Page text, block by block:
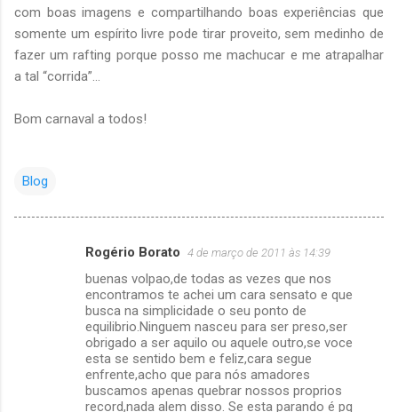
com boas imagens e compartilhando boas experiências que
somente um espírito livre pode tirar proveito, sem medinho de
fazer um rafting porque posso me machucar e me atrapalhar
a tal “corrida”...
Bom carnaval a todos!
Blog
Rogério Borato 4 de março de 2011 às 14:39
buenas volpao,de todas as vezes que nos
encontramos te achei um cara sensato e que
busca na simplicidade o seu ponto de
equilibrio.Ninguem nasceu para ser preso,ser
obrigado a ser aquilo ou aquele outro,se voce
esta se sentido bem e feliz,cara segue
enfrente,acho que para nós amadores
buscamos apenas quebrar nossos proprios
record,nada alem disso. Se esta parando é pq